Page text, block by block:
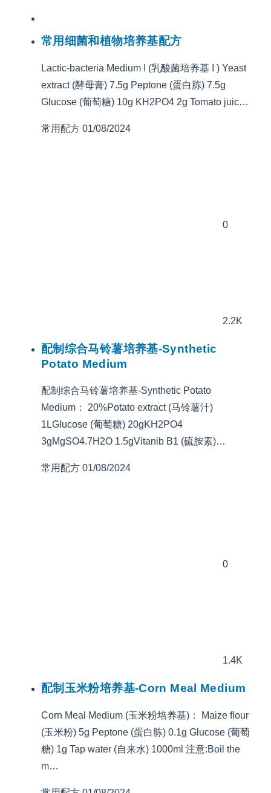
常用细菌和植物培养基配方
Lactic-bacteria Medium I (乳酸菌培养基 I ) Yeast
extract (酵母膏) 7.5g Peptone (蛋白胨) 7.5g
Glucose (葡萄糖) 10g KH2PO4 2g Tomato juic…
常用配方 01/08/2024
0
2.2K
配制综合马铃薯培养基-Synthetic
Potato Medium
配制综合马铃薯培养基-Synthetic Potato
Medium： 20%Potato extract (马铃薯汁)
1LGlucose (葡萄糖) 20gKH2PO4
3gMgSO4.7H2O 1.5gVitanib B1 (硫胺素)…
常用配方 01/08/2024
0
1.4K
配制玉米粉培养基-Corn Meal Medium
Corn Meal Medium (玉米粉培养基)： Maize flour
(玉米粉) 5g Peptone (蛋白胨) 0.1g Glucose (葡萄
糖) 1g Tap water (自来水) 1000ml 注意:Boil the
m…